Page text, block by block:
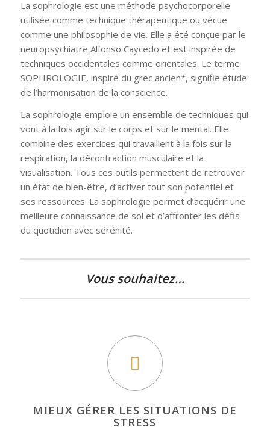
La sophrologie est une méthode psychocorporelle
utilisée comme technique thérapeutique ou vécue
comme une philosophie de vie. Elle a été conçue par le
neuropsychiatre Alfonso Caycedo et est inspirée de
techniques occidentales comme orientales. Le terme
SOPHROLOGIE, inspiré du grec ancien*, signifie étude
de l’harmonisation de la conscience.
La sophrologie emploie un ensemble de techniques qui
vont à la fois agir sur le corps et sur le mental. Elle
combine des exercices qui travaillent à la fois sur la
respiration, la décontraction musculaire et la
visualisation. Tous ces outils permettent de retrouver
un état de bien-être, d’activer tout son potentiel et
ses ressources. La sophrologie permet d’acquérir une
meilleure connaissance de soi et d’affronter les défis
du quotidien avec sérénité.
Vous souhaitez…
MIEUX GÉRER LES SITUATIONS DE
STRESS